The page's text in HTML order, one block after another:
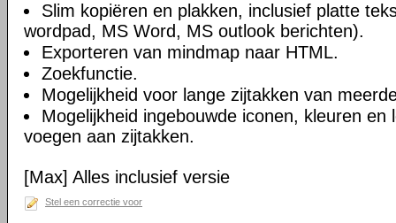
Slim kopiëren en plakken, inclusief platte
wordpad, MS Word, MS outlook berichten).
Exporteren van mindmap naar HTML.
Zoekfunctie.
Mogelijkheid voor lange zijtakken van
Mogelijkheid ingebouwde iconen, kleuren en
voegen aan zijtakken.
[Max] Alles inclusief versie
Stel een correctie voor